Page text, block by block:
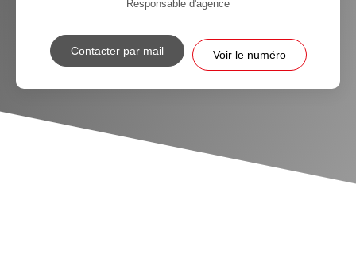
Responsable d'agence
Contacter par mail Voir le numéro